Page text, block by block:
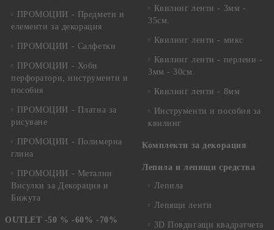
ПРОМОЦИИ - Предмети и
елементи за декорация
ПРОМОЦИИ - Салфетки
ПРОМОЦИИ - Хоби
перфоратори, инструменти и
пособия
ПРОМОЦИИ - Платна за
рисуване
ПРОМОЦИИ - Полимерна
глина
ПРОМОЦИИ - Метални
Висулки за Декорация и
Бижута
OUTLET -50 % -60% -70%
Квилинг ленти - 3мм -
35см.
Квилинг ленти - микс
Квилинг ленти - перлени -
3мм - 30см.
Квилинг ленти - 8мм
Инструменти и пособия за
квилинг
Комплекти за декорация
Лепила и лепящи средства
Лепила
Лепящи ленти
3D Повдигащи квадратчета